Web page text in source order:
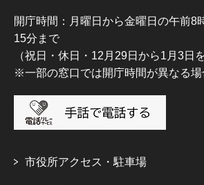
開庁時間：月曜日から金曜日の午前8
15分まで
（祝日・休日・12月29日から1月3日
※一部の窓口では開庁時間が異なる場
市役所アクセス・駐車場